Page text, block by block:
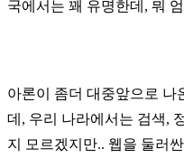
국에서는 꽤 유명한데, 뭐
아론이 좀더 대중앞으로 나
데, 우리 나라에서는 검색,
지
모르겠지만.. 웹을 둘러싼